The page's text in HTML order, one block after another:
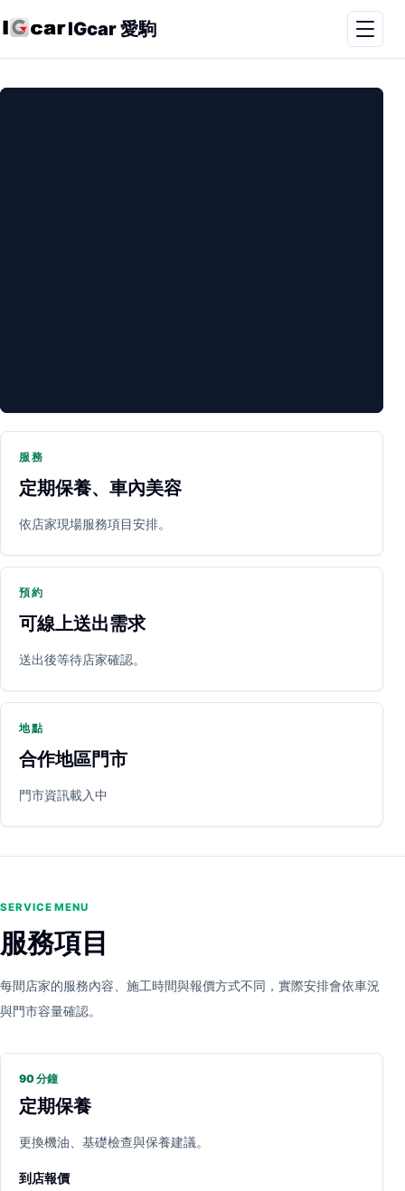
IGcar 愛駒
PARTNER SHOP
立即預約 開啟地圖 其他店家
服務
定期保養、車內美容
依店家現場服務項目安排。
預約
可線上送出需求
送出後等待店家確認。
地點
合作地區門市
門市資訊載入中
SERVICE MENU
服務項目
每間店家的服務內容、施工時間與報價方式不同，實際安排會依車況
與門市容量確認。
90 分鐘
定期保養
更換機油、基礎檢查與保養建議。
到店報價